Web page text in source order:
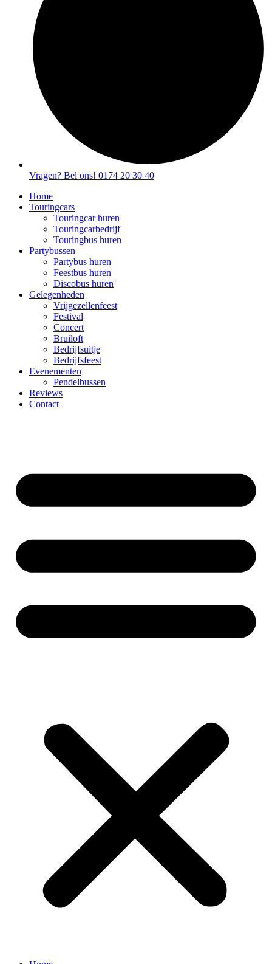
Vragen? Bel ons! 0174 20 30 40
Home
Touringcars
Touringcar huren
Touringcarbedrijf
Touringbus huren
Partybussen
Partybus huren
Feestbus huren
Discobus huren
Gelegenheden
Vrijgezellenfeest
Festival
Concert
Bruiloft
Bedrijfsuitje
Bedrijfsfeest
Evenementen
Pendelbussen
Reviews
Contact